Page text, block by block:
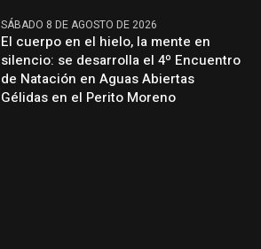
SÁBADO 8 DE AGOSTO DE 2026
El cuerpo en el hielo, la mente en
silencio: se desarrolla el 4º Encuentro
de Natación en Aguas Abiertas
Gélidas en el Perito Moreno